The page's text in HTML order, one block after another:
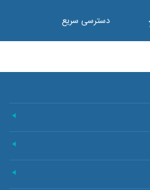
دسترسی سریع